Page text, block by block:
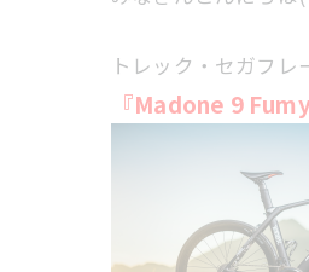
トレック・セガフ
『Madone 9